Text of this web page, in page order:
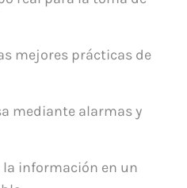
mejores prácticas de
mediante alarmas y
la información en un